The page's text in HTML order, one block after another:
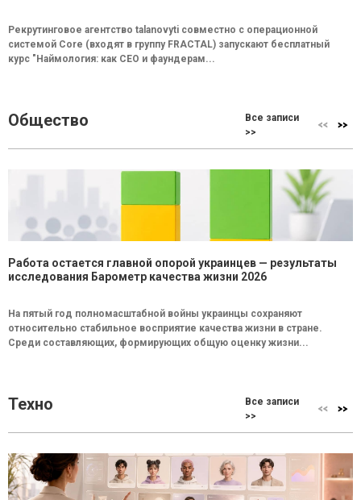
Рекрутинговое агентство talanovyti совместно с операционной
системой Core (входят в группу FRACTAL) запускают бесплатный
курс "Наймология: как СEO и фаундерам...
Общество
Все записи
>>
Работа остается главной опорой украинцев — результаты
исследования Барометр качества жизни 2026
На пятый год полномасштабной войны украинцы сохраняют
относительно стабильное восприятие качества жизни в стране.
Среди составляющих, формирующих общую оценку жизни...
Техно
Все записи
>>